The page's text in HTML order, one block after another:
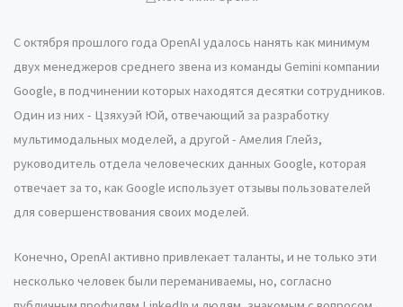
С октября прошлого года OpenAI удалось нанять как минимум
двух менеджеров среднего звена из команды Gemini компании
Google, в подчинении которых находятся десятки сотрудников.
Один из них - Цзяхуэй Юй, отвечающий за разработку
мультимодальных моделей, а другой - Амелия Глейз,
руководитель отдела человеческих данных Google, которая
отвечает за то, как Google использует отзывы пользователей
для совершенствования своих моделей.
Конечно, OpenAI активно привлекает таланты, и не только эти
несколько человек были переманиваемы, но, согласно